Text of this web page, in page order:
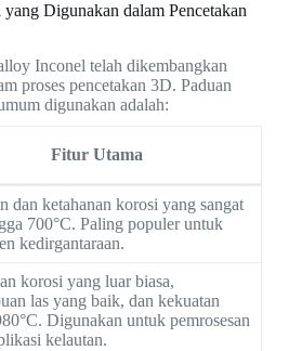
Digunakan dalam Pencetakan
Inconel telah dikembangkan
proses pencetakan 3D. Paduan
digunakan adalah:
Fitur Utama
dan ketahanan korosi yang sangat
700°C. Paling populer untuk
kedirgantaraan.
korosi yang luar biasa,
las yang baik, dan kekuatan
Digunakan untuk pemrosesan
kelautan.